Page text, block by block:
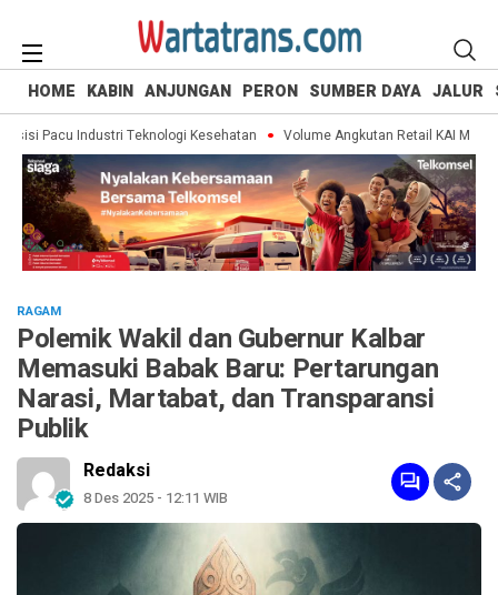
HOME KABIN ANJUNGAN PERON SUMBER DAYA JALUR
Pacu Industri Teknologi Kesehatan Volume Angkutan Retail KAI
RAGAM
Polemik Wakil dan Gubernur Kalbar
Memasuki Babak Baru: Pertarungan
Narasi, Martabat, dan Transparansi
Publik
Redaksi
8 Des 2025 - 12:11 WIB